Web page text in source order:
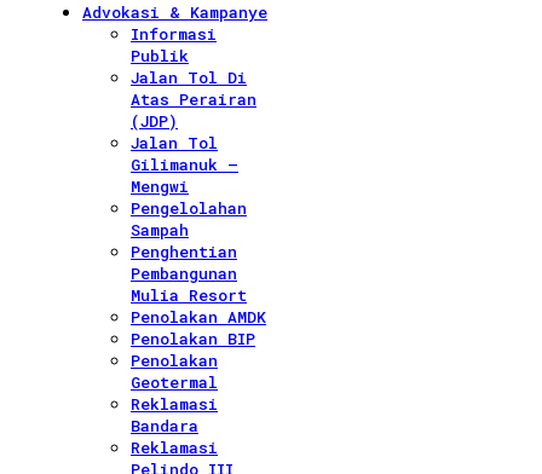
Advokasi & Kampanye
Informasi
Publik
Jalan Tol Di
Atas Perairan
(JDP)
Jalan Tol
Gilimanuk –
Mengwi
Pengelolahan
Sampah
Penghentian
Pembangunan
Mulia Resort
Penolakan AMDK
Penolakan BIP
Penolakan
Geotermal
Reklamasi
Bandara
Reklamasi
Pelindo III